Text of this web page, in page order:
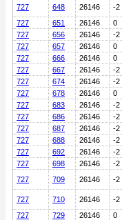
727
648 26146
-2
727
651 26146
0
727
656 26146
-2
727
657 26146
0
727
666 26146
0
727
667 26146
-2
727
674 26146
-2
727
678 26146
0
727
683 26146
-2
727
686 26146
-2
727
687 26146
-2
727
688 26146
-2
727
692 26146
-2
727
698 26146
-2
727
709 26146 -2
727 710 26146
-2
727
729 26146
0